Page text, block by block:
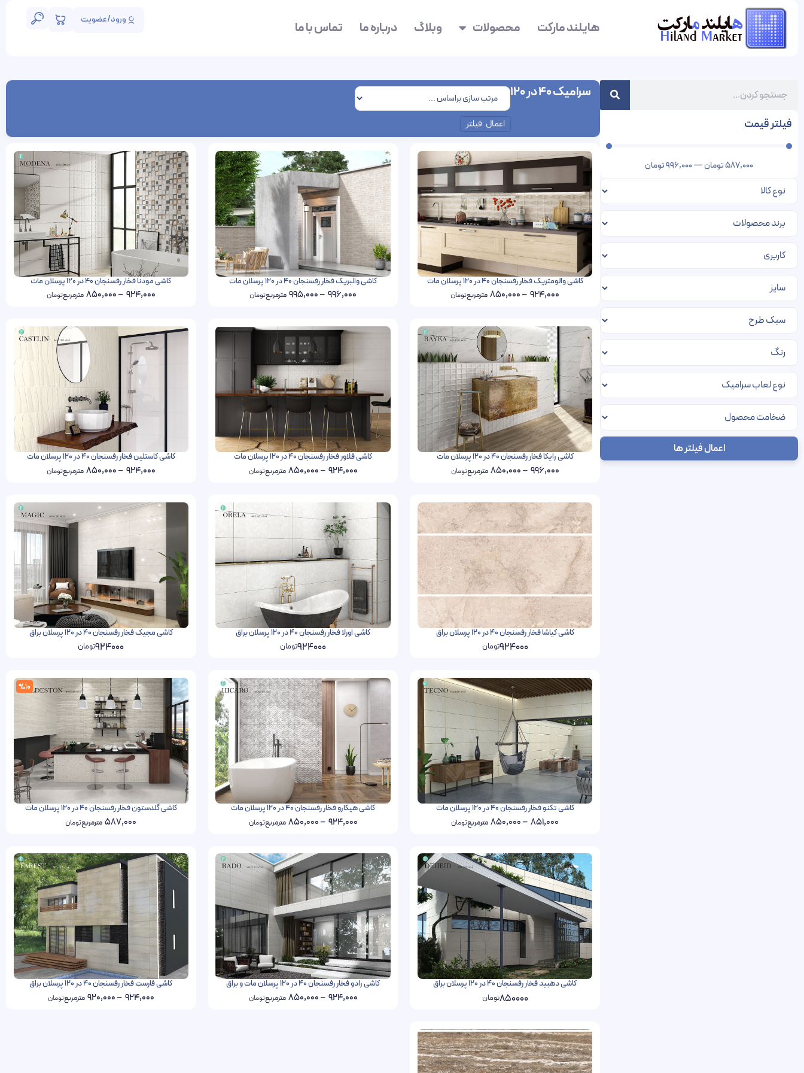
هایلند مارکت محصولات وبلاگ درباره ما تماس با ما ورود/عضویت
فیلتر قیمت
587,000تومان—
996,000تومان
اعمال فیلتر ها
سرامیک 40 در 120
اعمال فیلتر
کاشی والومتریک فخار رفسنجان 40 در 120 پرسلان مات
924,000
–
850,000 مترمربعتومان
کاشی والبریک فخار رفسنجان 40 در 120 پرسلان مات
996,000
–
995,000 مترمربعتومان
کاشی مودنا فخار رفسنجان 40 در 120 پرسلان مات
924,000
–
850,000 مترمربعتومان
کاشی رایکا فخار رفسنجان 40 در 120 پرسلان مات
996,000
–
850,000 مترمربعتومان
کاشی فلاور فخار رفسنجان 40 در 120 پرسلان مات
924,000
–
850,000 مترمربعتومان
کاشی کاستلین فخار رفسنجان 40 در 120 پرسلان مات
924,000
–
850,000 مترمربعتومان
کاشی کیاشا فخار رفسنجان 40 در 120 پرسلان براق
924000تومان
کاشی اورلا فخار رفسنجان 40 در 120 پرسلان براق
924000تومان
کاشی مجیک فخار رفسنجان 40 در 120 پرسلان براق
924000تومان
کاشی تکنو فخار رفسنجان 40 در 120 پرسلان مات
851,000
–
850,000 مترمربعتومان
کاشی هیکارو فخار رفسنجان 40 در 120 پرسلان مات
924,000
–
850,000 مترمربعتومان
%10
کاشی گلدستون فخار رفسنجان 40 در 120 پرسلان مات
587,000 مترمربعتومان
کاشی دهبید فخار رفسنجان 40 در 120 پرسلان براق
850000تومان
کاشی رادو فخار رفسنجان 40 در 120 پرسلان مات و براق
924,000
–
850,000 مترمربعتومان
کاشی فارست فخار رفسنجان 40 در 120 پرسلان براق
924,000
–
920,000 مترمربعتومان